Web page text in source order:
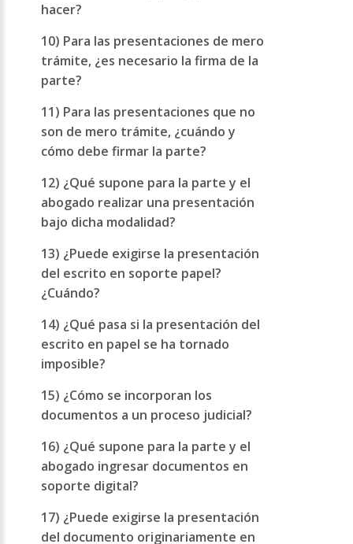
hacer?
10) Para las presentaciones de mero
trámite, ¿es necesario la firma de la
parte?
11) Para las presentaciones que no
son de mero trámite, ¿cuándo y
cómo debe firmar la parte?
12) ¿Qué supone para la parte y el
abogado realizar una presentación
bajo dicha modalidad?
13) ¿Puede exigirse la presentación
del escrito en soporte papel?
¿Cuándo?
14) ¿Qué pasa si la presentación del
escrito en papel se ha tornado
imposible?
15) ¿Cómo se incorporan los
documentos a un proceso judicial?
16) ¿Qué supone para la parte y el
abogado ingresar documentos en
soporte digital?
17) ¿Puede exigirse la presentación
del documento originariamente en